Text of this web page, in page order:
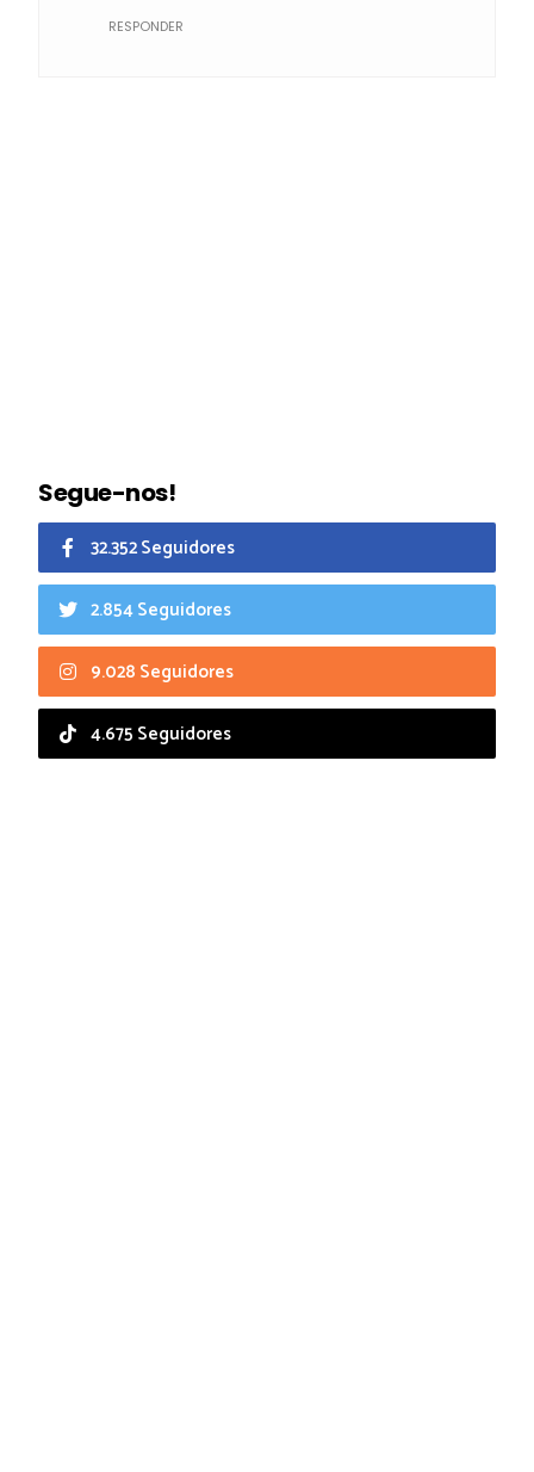
RESPONDER
Segue-nos!
32.352 Seguidores
2.854 Seguidores
9.028 Seguidores
4.675 Seguidores